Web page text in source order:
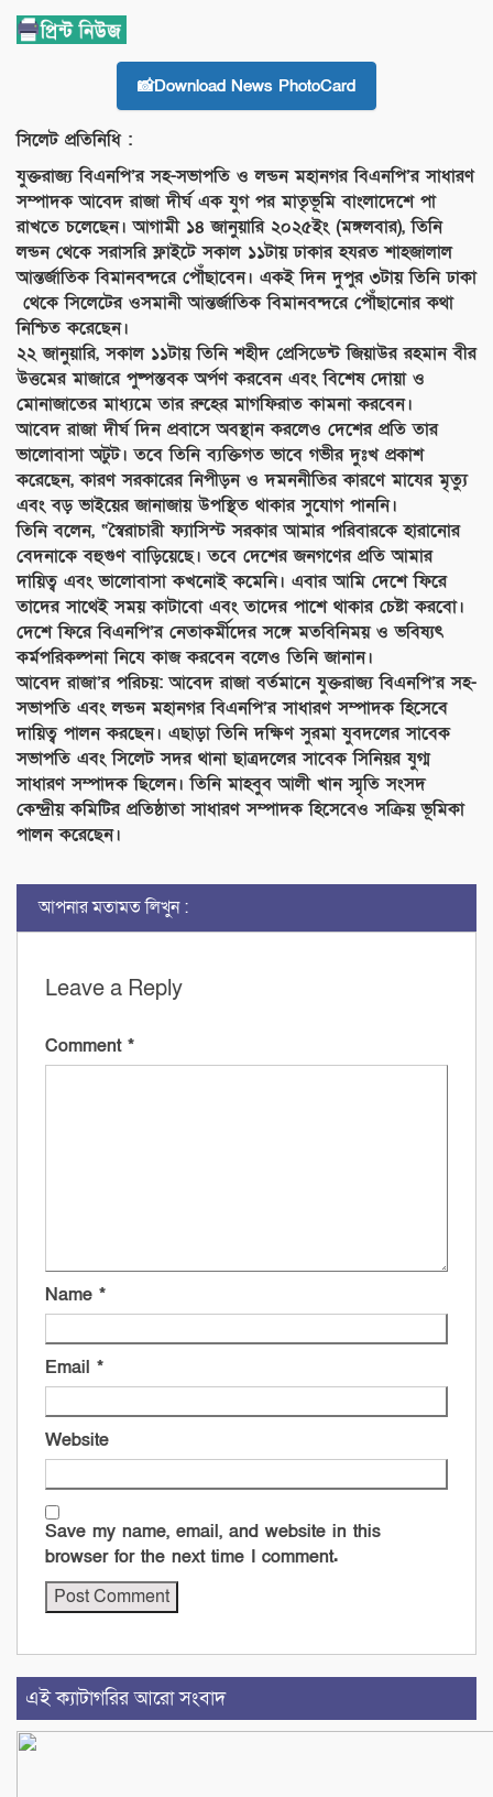
📸Download News PhotoCard
সিলেট প্রতিনিধি :
যুক্তরাজ্য বিএনপি’র সহ-সভাপতি ও লন্ডন মহানগর বিএনপি’র সাধারণ
সম্পাদক আবেদ রাজা দীর্ঘ এক যুগ পর মাতৃভূমি বাংলাদেশে পা
রাখতে চলেছেন। আগামী ১৪ জানুয়ারি ২০২৫ইং (মঙ্গলবার), তিনি
লন্ডন থেকে সরাসরি ফ্লাইটে সকাল ১১টায় ঢাকার হযরত শাহজালাল
আন্তর্জাতিক বিমানবন্দরে পৌঁছাবেন। একই দিন দুপুর ৩টায় তিনি ঢাকা
থেকে সিলেটের ওসমানী আন্তর্জাতিক বিমানবন্দরে পৌঁছানোর কথা
নিশ্চিত করেছেন।
২২ জানুয়ারি, সকাল ১১টায় তিনি শহীদ প্রেসিডেন্ট জিয়াউর রহমান বীর
উত্তমের মাজারে পুষ্পস্তবক অর্পণ করবেন এবং বিশেষ দোয়া ও
মোনাজাতের মাধ্যমে তার রুহের মাগফিরাত কামনা করবেন।
আবেদ রাজা দীর্ঘ দিন প্রবাসে অবস্থান করলেও দেশের প্রতি তার
ভালোবাসা অটুট। তবে তিনি ব্যক্তিগত ভাবে গভীর দুঃখ প্রকাশ
করেছেন, কারণ সরকারের নিপীড়ন ও দমননীতির কারণে মাযের মৃত্যু
এবং বড় ভাইয়ের জানাজায় উপস্থিত থাকার সুযোগ পাননি।
তিনি বলেন, “স্বৈরাচারী ফ্যাসিস্ট সরকার আমার পরিবারকে হারানোর
বেদনাকে বহুগুণ বাড়িয়েছে। তবে দেশের জনগণের প্রতি আমার
দায়িত্ব এবং ভালোবাসা কখনোই কমেনি। এবার আমি দেশে ফিরে
তাদের সাথেই সময় কাটাবো এবং তাদের পাশে থাকার চেষ্টা করবো।
দেশে ফিরে বিএনপি’র নেতাকর্মীদের সঙ্গে মতবিনিময় ও ভবিষ্যৎ
কর্মপরিকল্পনা নিযে কাজ করবেন বলেও তিনি জানান।
আবেদ রাজা’র পরিচয়: আবেদ রাজা বর্তমানে যুক্তরাজ্য বিএনপি’র সহ-
সভাপতি এবং লন্ডন মহানগর বিএনপি’র সাধারণ সম্পাদক হিসেবে
দায়িত্ব পালন করছেন। এছাড়া তিনি দক্ষিণ সুরমা যুবদলের সাবেক
সভাপতি এবং সিলেট সদর থানা ছাত্রদলের সাবেক সিনিয়র যুগ্ম
সাধারণ সম্পাদক ছিলেন। তিনি মাহবুব আলী খান স্মৃতি সংসদ
কেন্দ্রীয় কমিটির প্রতিষ্ঠাতা সাধারণ সম্পাদক হিসেবেও সক্রিয় ভূমিকা
পালন করেছেন।
আপনার মতামত লিখুন :
Leave a Reply
Comment *
Name *
Email *
Website
Save my name, email, and website in this
browser for the next time I comment.
এই ক্যাটাগরির আরো সংবাদ